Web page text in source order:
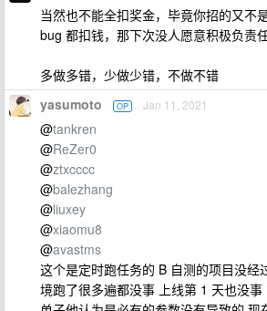
当然也不能全扣奖金，毕竟你招的又不
bug 都扣钱，那下次没人愿意积极负责
多做多错，少做少错，不做不错
yasumoto OP Jan 11, 2021
@tankren
@ReZer0
@ztxcccc
@balezhang
@liuxey
@xiaomu8
@avastms
这个是定时跑任务的 B 自测的项目没经
境跑了很多遍都没事 上线第 1 天也没